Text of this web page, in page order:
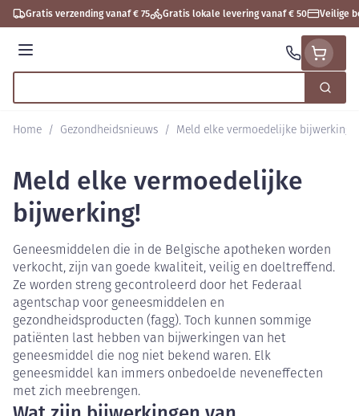
Ga naar de inhoud
Gratis verzending vanaf € 75 Gratis lokale levering vanaf € 50 Veilige
Menu
Zoek
Home / Gezondheidsnieuws / Meld elke vermoedelijke bijwerking!
Meld elke vermoedelijke
bijwerking!
Geneesmiddelen die in de Belgische apotheken worden
verkocht, zijn van goede kwaliteit, veilig en doeltreffend.
Ze worden streng gecontroleerd door het Federaal
agentschap voor geneesmiddelen en
gezondheidsproducten (fagg). Toch kunnen sommige
patiënten last hebben van bijwerkingen van het
geneesmiddel die nog niet bekend waren. Elk
geneesmiddel kan immers onbedoelde neveneffecten
met zich meebrengen.